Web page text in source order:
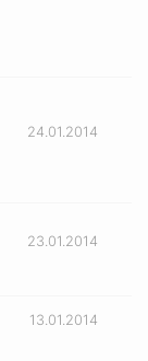
24.01.2014
23.01.2014
13.01.2014